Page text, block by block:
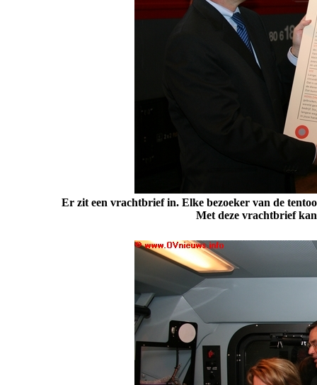
Er zit een vrachtbrief in. Elke bezoeker van de
Met deze vrachtbrief